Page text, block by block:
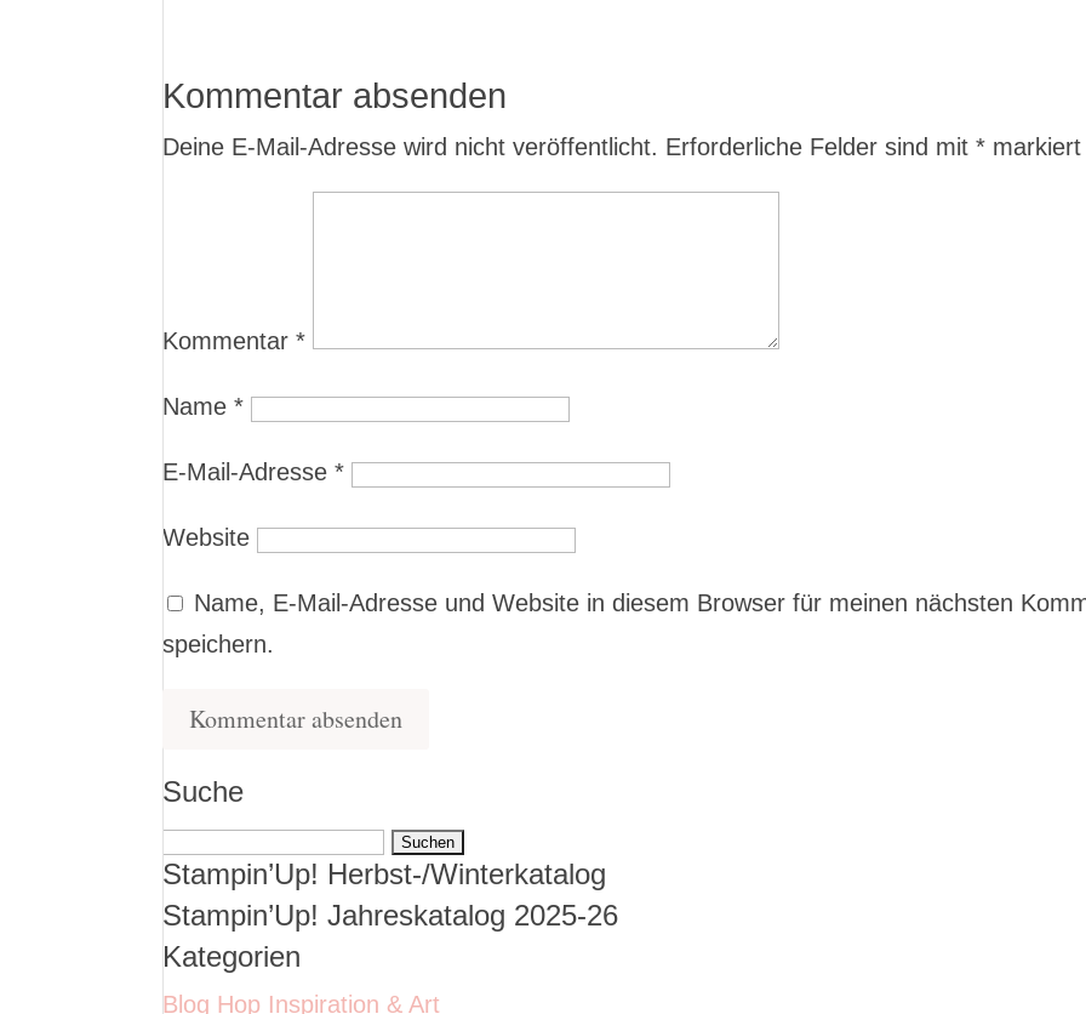
Kommentar absenden
Deine E-Mail-Adresse wird nicht veröffentlicht. Erforderliche Felder sind mit* markiert
Kommentar*
Name*
E-Mail-Adresse*
Website
Name, E-Mail-Adresse und Website in diesem Browser für meinen nächsten
speichern.
Suche
Suchen
nach:
Stampin’Up! Herbst-/Winterkatalog
Stampin’Up! Jahreskatalog 2025-26
Kategorien
Blog Hop Inspiration & Art